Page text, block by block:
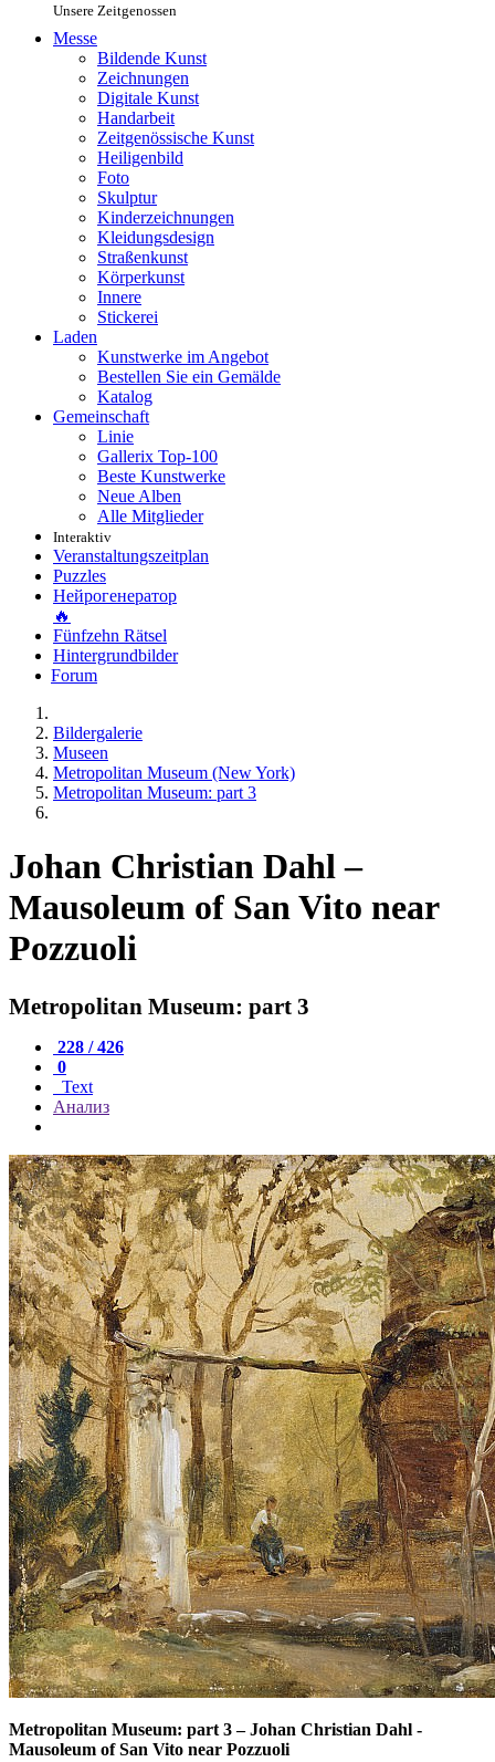
Unsere Zeitgenossen
Messe
Bildende Kunst
Zeichnungen
Digitale Kunst
Handarbeit
Zeitgenössische Kunst
Heiligenbild
Foto
Skulptur
Kinderzeichnungen
Kleidungsdesign
Straßenkunst
Körperkunst
Innere
Stickerei
Laden
Kunstwerke im Angebot
Bestellen Sie ein Gemälde
Katalog
Gemeinschaft
Linie
Gallerix Top-100
Beste Kunstwerke
Neue Alben
Alle Mitglieder
Interaktiv
Veranstaltungszeitplan
Puzzles
Нейрогенератор
🔥
Fünfzehn Rätsel
Hintergrundbilder
Forum
Bildergalerie
Museen
Metropolitan Museum (New York)
Metropolitan Museum: part 3
Johan Christian Dahl –
Mausoleum of San Vito near
Pozzuoli
Metropolitan Museum: part 3
228 / 426
0
Text
Анализ
Metropolitan Museum: part 3–Johan Christian Dahl -
Mausoleum of San Vito near Pozzuoli